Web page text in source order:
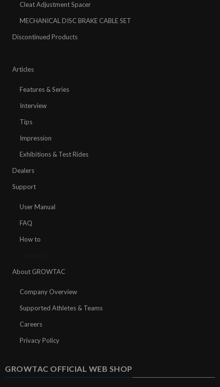
Cleat Adjustment Spacer
MECHANICAL DISC BRAKE CABLE SET
Discontinued Products
Articles
Features & Series
Interview
Tips
Impression
Exhibitions & Test Rides
Dealers
Support
User Manual
FAQ
How to
About GROWTAC
Company Overview
Supported Athletes & Teams
Careers
Privacy Policy
GROWTAC OFFICIAL WEB SHOP